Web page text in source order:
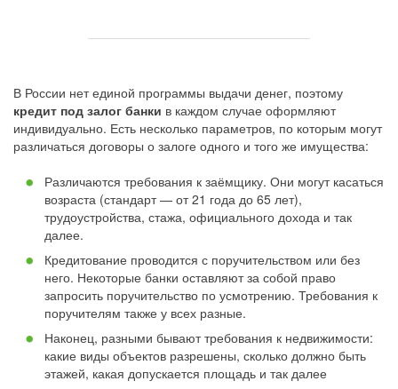
В России нет единой программы выдачи денег, поэтому
кредит под залог банки в каждом случае оформляют
индивидуально. Есть несколько параметров, по которым могут
различаться договоры о залоге одного и того же имущества:
Различаются требования к заёмщику. Они могут касаться
возраста (стандарт — от 21 года до 65 лет),
трудоустройства, стажа, официального дохода и так
далее.
Кредитование проводится с поручительством или без
него. Некоторые банки оставляют за собой право
запросить поручительство по усмотрению. Требования к
поручителям также у всех разные.
Наконец, разными бывают требования к недвижимости:
какие виды объектов разрешены, сколько должно быть
этажей, какая допускается площадь и так далее